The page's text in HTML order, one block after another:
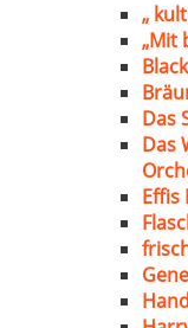
„
„Mit
Das
Das
Effis